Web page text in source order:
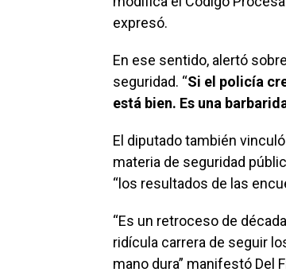
expresó.
En ese sentido, alertó
seguridad. “Si el policía
está bien. Es una
El diputado también
materia de seguridad
“los resultados de las
“Es un retroceso de
ridícula carrera de seguir
mano dura” manifestó Del